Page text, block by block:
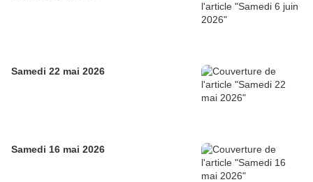
Samedi 22 mai 2026
Samedi 16 mai 2026